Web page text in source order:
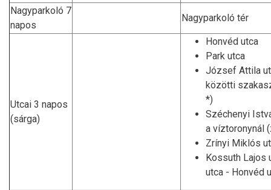
Nagyparkoló 7
napos
Nagyparkoló tér
Utcai 3 napos
(sárga)
Honvéd utca
Park utca
József Attila
közötti
*)
Széchenyi
a víztoronynál
Zrínyi Miklós
Kossuth Lajos
utca - Honvéd